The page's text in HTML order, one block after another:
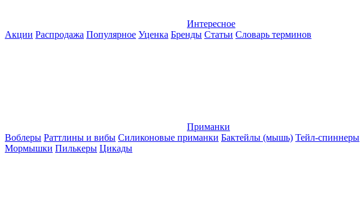
Интересное
Акции Распродажа Популярное Уценка Бренды Статьи Словарь терминов
Приманки
Воблеры Раттлины и вибы Силиконовые приманки Бактейлы (мышь) Тейл-спиннеры
Мормышки Пилькеры Цикады